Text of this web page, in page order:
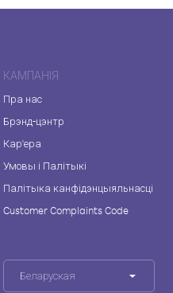
КАМПАНІЯ
Пра нас
Брэнд-цэнтр
Кар'ера
Умовы і Палітыкі
Палітыка канфідэнцыяльнасці
Customer Complaints Code
Беларуская